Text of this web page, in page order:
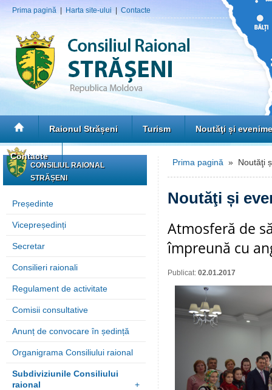
Prima pagină Harta site-ului Contacte
Raionul Strășeni Turism Noutăţi și
Contacte
CONSILIUL RAIONAL
STRĂȘENI
Președinte
Vicepreședinți
Secretar
Consilieri raionali
Regulament de activitate
Comisii consultative
Anunț de convocare în ședință
Organigrama Consiliului raional
Subdiviziunile Consiliului
raional
+
Prima pagină » Noutăţi
Noutăţi și
Atmosferă de
împreună cu
Publicat: 02.01.2017